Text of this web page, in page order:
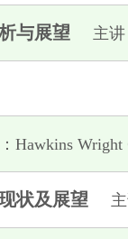
与展望 主
Hawkins Wright
状及展望